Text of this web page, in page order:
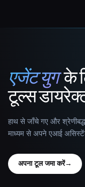
That AI
एजेंट युगके
टूल्स
हाथ से जाँचे गए और
माध्यम से अपने एआई
अपना टूल जमा करें→